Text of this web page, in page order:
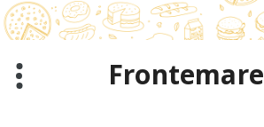
Skip
to
content
Frontemare